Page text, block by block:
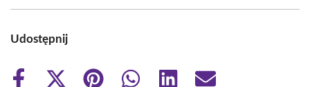
Udostępnij
Share
Share
Share
Share
Share
Share